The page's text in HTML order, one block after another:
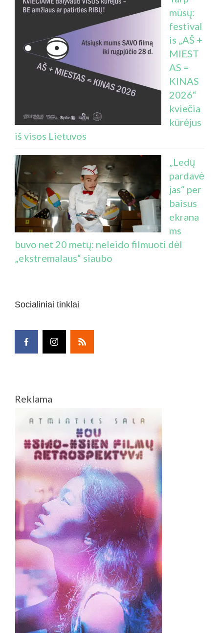
mūsų:
festival
is „AŠ +
MIEST
AS =
KINAS
2026“
kviečia
kūrėjus
iš visos Lietuvos
„Ledų
pardavė
jas“ per
baisus
ekrana
ms
buvo net 20 metų: neleido filmuoti dėl
„ekstremalaus“ siaubo
Socialiniai tinklai
Reklama